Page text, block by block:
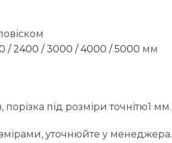
/2400 /3000 /4000 /5000 мм
під розміри точнітю1 мм.
уточнюйте у менеджера.